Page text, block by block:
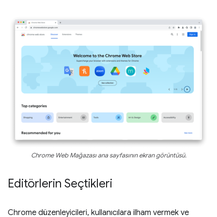
Chrome Web Mağazası ana sayfasının ekran görüntüsü.
Editörlerin Seçtikleri
Chrome düzenleyicileri, kullanıcılara ilham vermek ve